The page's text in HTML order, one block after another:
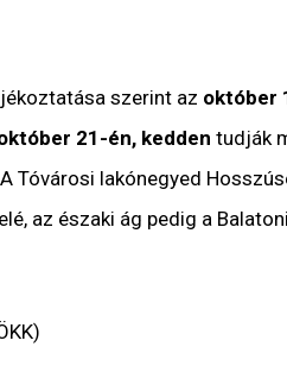
szerint az október
21-én, kedden tudják
Tóvárosi lakónegyed
az északi ág pedig a